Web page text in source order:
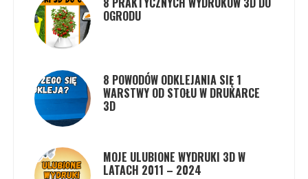
OGRODU
8 POWODÓW ODKLEJANIA SIĘ 1
WARSTWY OD STOŁU W DRUKARCE
3D
MOJE ULUBIONE WYDRUKI 3D W
LATACH 2011 – 2024